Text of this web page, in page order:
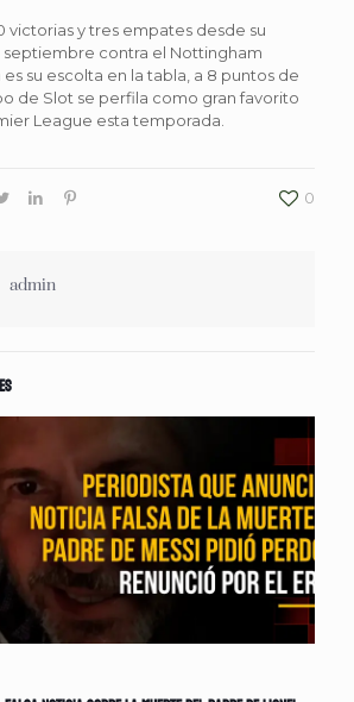
victorias y tres empates desde su
contra el Nottingham
su escolta en la tabla, a 8 puntos de
de Slot se perfila como gran favorito
League esta temporada.
0
admin